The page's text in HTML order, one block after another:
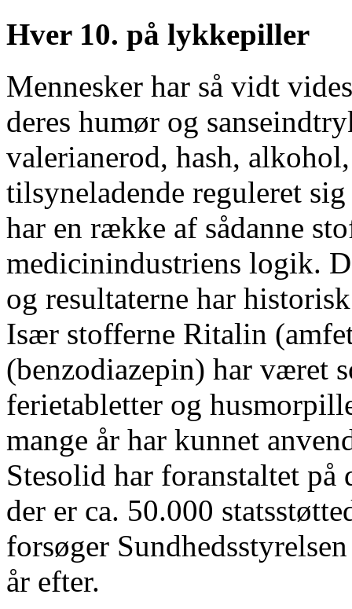
Hver 10. på lykkepiller
Mennesker har så vidt
deres humør og
valerianerod, hash,
tilsyneladende reguleret
har en række af sådanne
medicinindustriens logik.
og resultaterne har
Især stofferne Ritalin
(benzodiazepin) har været
ferietabletter og
mange år har kunnet
Stesolid har foranstaltet på
der er ca. 50.000
forsøger
år efter.